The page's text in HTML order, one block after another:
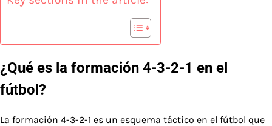
¿Qué es la formación 4-3-2-1 en el
fútbol?
La formación 4-3-2-1 es un esquema táctico en el fútbol que